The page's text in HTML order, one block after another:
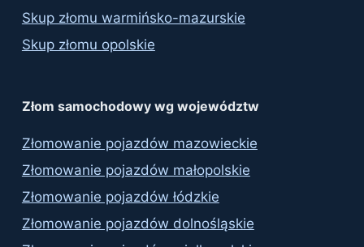
Skup złomu warmińsko-mazurskie
Skup złomu opolskie
Złom samochodowy wg województw
Złomowanie pojazdów mazowieckie
Złomowanie pojazdów małopolskie
Złomowanie pojazdów łódzkie
Złomowanie pojazdów dolnośląskie